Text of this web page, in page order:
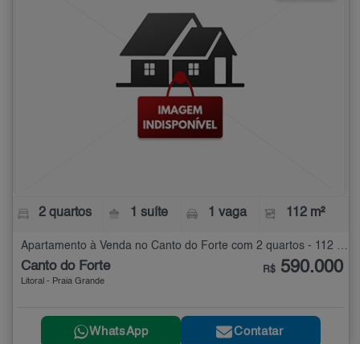
2 quartos 1 suíte 1 vaga 112 m²
Apartamento à Venda no Canto do Forte com 2 quartos - 112 m²
Canto do Forte
Litoral - Praia Grande
R$ 590.000
WhatsApp Contatar